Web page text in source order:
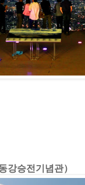
강승전기념관）